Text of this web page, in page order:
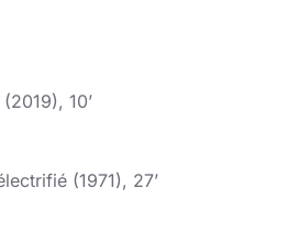
10’
(1971), 27’